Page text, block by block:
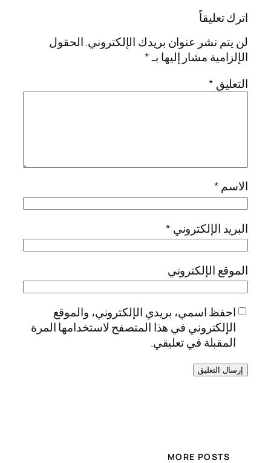
اترك تعليقاً
لن يتم نشر عنوان بريدك الإلكتروني.الحقول
الإلزامية مشار إليها بـ*
التعليق *
الاسم*
البريد الإلكتروني *
الموقع الإلكتروني
احفظ اسمي، بريدي الإلكتروني، والموقع
الإلكتروني في هذا المتصفح لاستخدامها المرة
المقبلة في تعليقي.
MORE POSTS